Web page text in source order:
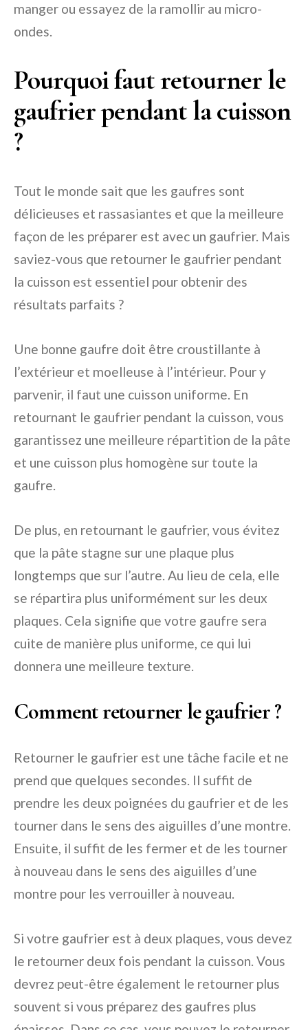
manger ou essayez de la ramollir au micro-
ondes.
Pourquoi faut retourner le
gaufrier pendant la cuisson
?
Tout le monde sait que les gaufres sont
délicieuses et rassasiantes et que la meilleure
façon de les préparer est avec un gaufrier. Mais
saviez-vous que retourner le gaufrier pendant
la cuisson est essentiel pour obtenir des
résultats parfaits ?
Une bonne gaufre doit être croustillante à
l’extérieur et moelleuse à l’intérieur. Pour y
parvenir, il faut une cuisson uniforme. En
retournant le gaufrier pendant la cuisson, vous
garantissez une meilleure répartition de la pâte
et une cuisson plus homogène sur toute la
gaufre.
De plus, en retournant le gaufrier, vous évitez
que la pâte stagne sur une plaque plus
longtemps que sur l’autre. Au lieu de cela, elle
se répartira plus uniformément sur les deux
plaques. Cela signifie que votre gaufre sera
cuite de manière plus uniforme, ce qui lui
donnera une meilleure texture.
Comment retourner le gaufrier ?
Retourner le gaufrier est une tâche facile et ne
prend que quelques secondes. Il suffit de
prendre les deux poignées du gaufrier et de les
tourner dans le sens des aiguilles d’une montre.
Ensuite, il suffit de les fermer et de les tourner
à nouveau dans le sens des aiguilles d’une
montre pour les verrouiller à nouveau.
Si votre gaufrier est à deux plaques, vous devez
le retourner deux fois pendant la cuisson. Vous
devrez peut-être également le retourner plus
souvent si vous préparez des gaufres plus